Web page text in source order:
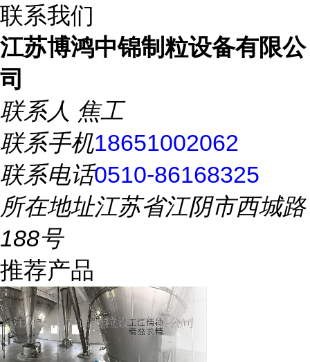
联系我们
江苏博鸿中锦制粒设备有限公
司
联系人 焦工
联系手机18651002062
联系电话0510-86168325
所在地址江苏省江阴市西城路
188号
推荐产品